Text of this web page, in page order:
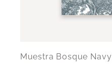
Muestra Bosque Navy